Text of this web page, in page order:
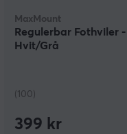
MaxMount
Regulerbar Fothviler -
Hvit/Grå
(100)
399 kr